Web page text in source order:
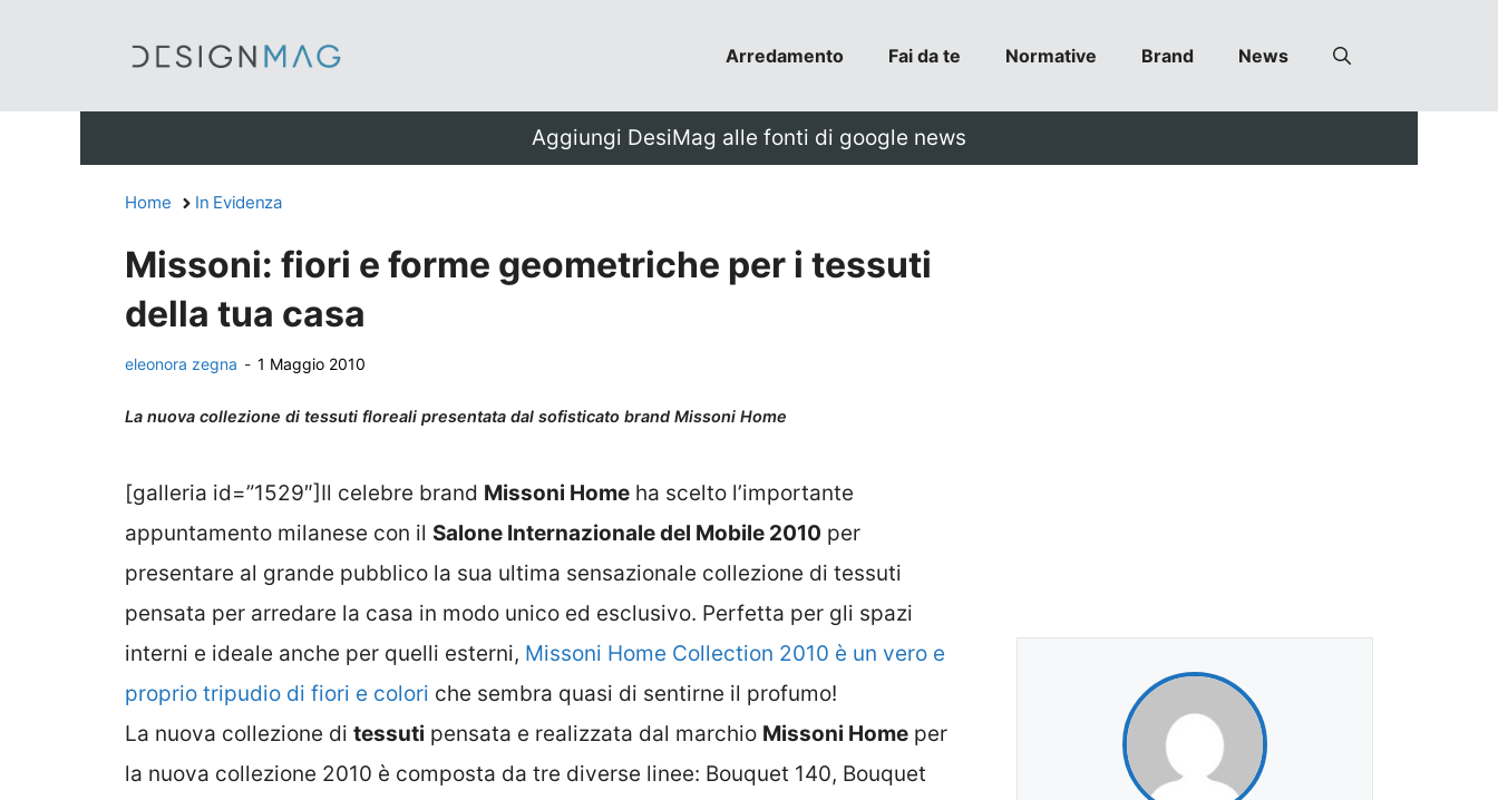
Arredamento Fai da te Normative Brand News
Aggiungi DesiMag alle fonti di google news
Home In Evidenza
Missoni: fiori e forme geometriche per i tessuti
della tua casa
eleonora zegna - 1 Maggio 2010
La nuova collezione di tessuti floreali presentata dal sofisticato brand Missoni Home
[galleria id=”1529″]Il celebre brand Missoni Home ha scelto l’importante
appuntamento milanese con il Salone Internazionale del Mobile 2010 per
presentare al grande pubblico la sua ultima sensazionale collezione di tessuti
pensata per arredare la casa in modo unico ed esclusivo. Perfetta per gli spazi
interni e ideale anche per quelli esterni, Missoni Home Collection 2010 è un vero e
proprio tripudio di fiori e colori che sembra quasi di sentirne il profumo!
La nuova collezione di tessuti pensata e realizzata dal marchio Missoni Home per
la nuova collezione 2010 è composta da tre diverse linee: Bouquet 140, Bouquet